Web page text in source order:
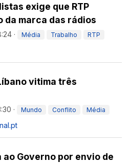
exige que RTP
da marca das rádios
· Média Trabalho RTP
vitima três
· Mundo Conflito Média
ao Governo por envio de